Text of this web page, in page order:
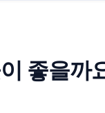
좋을까